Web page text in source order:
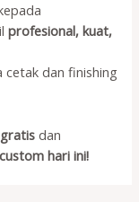
profesional, kuat,
cetak dan finishing
dan
hari ini!